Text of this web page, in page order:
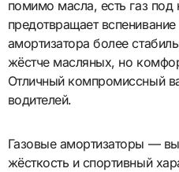
помимо масла, есть газ
предотвращает
амортизатора более
жёстче масляных, но
Отличный компромиссный
водителей.
Газовые амортизаторы —
жёсткость и спортивный